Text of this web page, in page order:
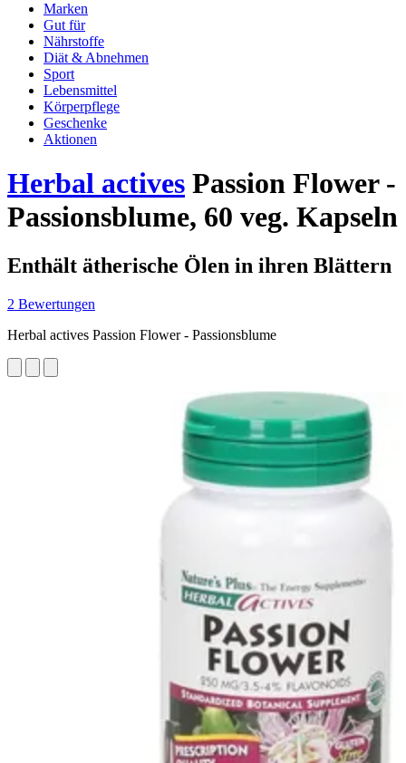
Marken
Gut für
Nährstoffe
Diät & Abnehmen
Sport
Lebensmittel
Körperpflege
Geschenke
Aktionen
Herbal actives Passion Flower -
Passionsblume, 60 veg. Kapseln
Enthält ätherische Ölen in ihren Blättern
2 Bewertungen
Herbal actives Passion Flower - Passionsblume